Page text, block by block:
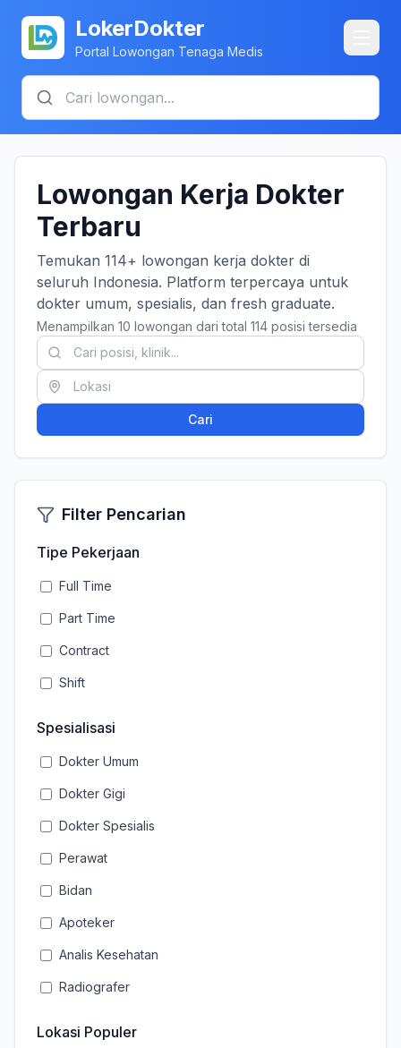
LokerDokter
Portal Lowongan Tenaga Medis
Lowongan Kerja Dokter
Terbaru
Temukan 114+ lowongan kerja dokter di
seluruh Indonesia. Platform terpercaya untuk
dokter umum, spesialis, dan fresh graduate.
Menampilkan 10 lowongan dari total 114 posisi tersedia
Cari
Filter Pencarian
Tipe Pekerjaan
Full Time
Part Time
Contract
Shift
Spesialisasi
Dokter Umum
Dokter Gigi
Dokter Spesialis
Perawat
Bidan
Apoteker
Analis Kesehatan
Radiografer
Lokasi Populer